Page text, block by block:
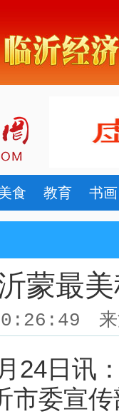
食 教育 书画
蒙最
日讯
市委宣